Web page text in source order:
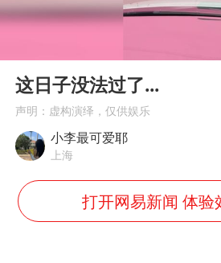
国乒男单横
胜宏科技：
Play
这日子没法过了...
声明：虚构演绎，仅供娱乐
小李最可爱耶
上海
打开网易新闻 体验